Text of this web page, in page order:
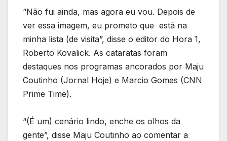
“Não fui ainda, mas agora eu vou. Depois de
ver essa imagem, eu prometo que está na
minha lista (de visita”, disse o editor do Hora 1,
Roberto Kovalick. As cataratas foram
destaques nos programas ancorados por Maju
Coutinho (Jornal Hoje) e Marcio Gomes (CNN
Prime Time).
“(É um) cenário lindo, enche os olhos da
gente”, disse Maju Coutinho ao comentar a